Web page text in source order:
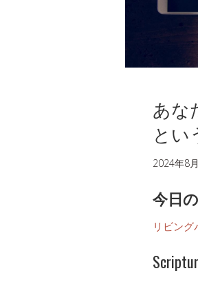
あな
とい
2024年8
今日
リビング